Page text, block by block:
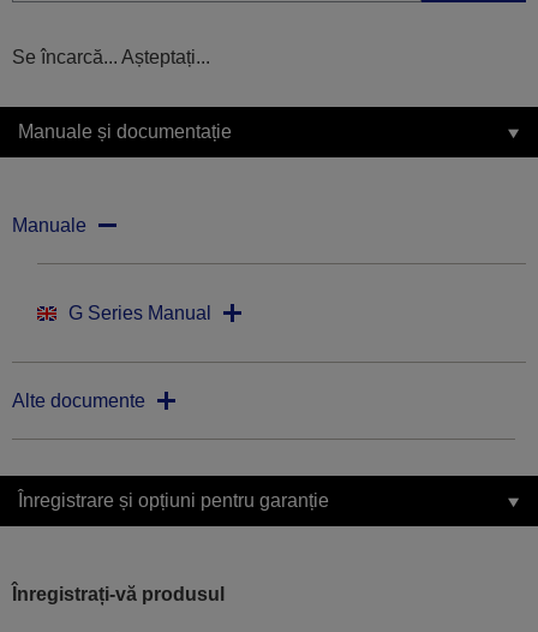
Se încarcă... Așteptați...
Manuale și documentație
Manuale
G Series Manual
Alte documente
Înregistrare și opțiuni pentru garanție
Înregistrați-vă produsul